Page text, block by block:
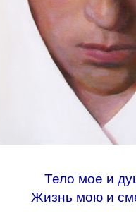
Тело мое и
Жизнь мою и